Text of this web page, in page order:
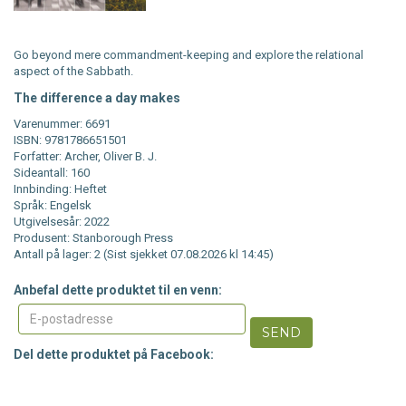
Go beyond mere commandment-keeping and explore the relational
aspect of the Sabbath.
The difference a day makes
Varenummer: 6691
ISBN: 9781786651501
Forfatter: Archer, Oliver B. J.
Sideantall: 160
Innbinding: Heftet
Språk: Engelsk
Utgivelsesår: 2022
Produsent: Stanborough Press
Antall på lager: 2 (Sist sjekket 07.08.2026 kl 14:45)
Anbefal dette produktet til en venn:
SEND
Del dette produktet på Facebook: